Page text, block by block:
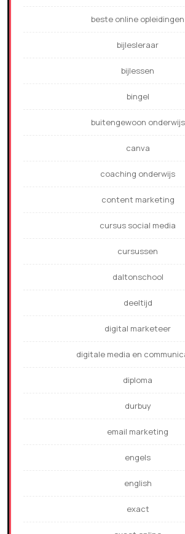
beste online opleidingen
bijlesleraar
bijlessen
bingel
buitengewoon onderwijs
canva
coaching onderwijs
content marketing
cursus social media
cursussen
daltonschool
deeltijd
digital marketeer
digitale media en
diploma
durbuy
email marketing
engels
english
exact